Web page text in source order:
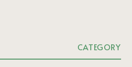
CATEGORY